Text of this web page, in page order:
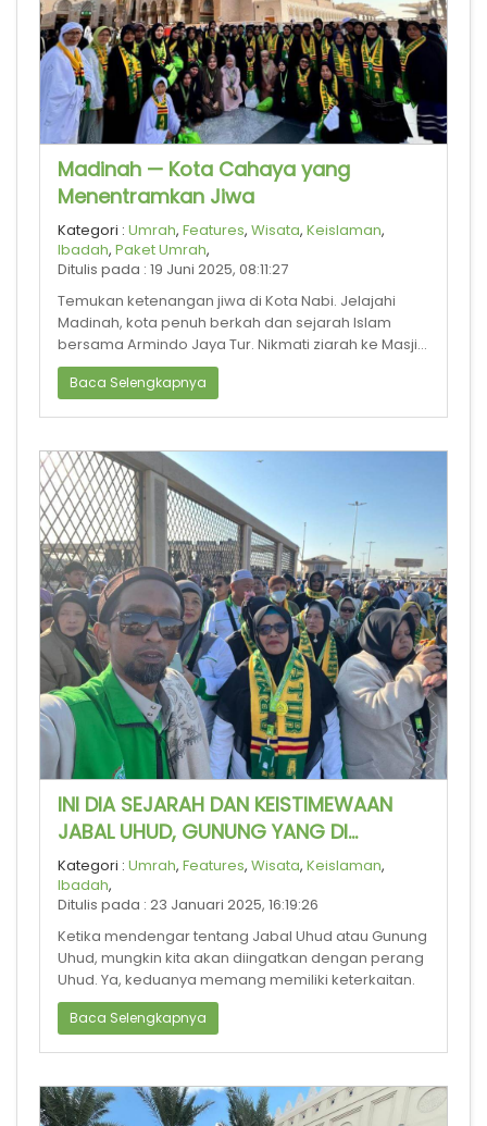
Madinah — Kota Cahaya yang
Menentramkan Jiwa
Kategori : Umrah, Features, Wisata, Keislaman,
Ibadah, Paket Umrah,
Ditulis pada : 19 Juni 2025, 08:11:27
Temukan ketenangan jiwa di Kota Nabi. Jelajahi
Madinah, kota penuh berkah dan sejarah Islam
bersama Armindo Jaya Tur. Nikmati ziarah ke Masjid
Nabawi, Raudhah, dan tempat suci
Baca Selengkapnya
INI DIA SEJARAH DAN KEISTIMEWAAN
JABAL UHUD, GUNUNG YANG DI
JANJIKAN DI SURGA DAN SAKSI
SYAHIDNYA PARA SYUHADA
Kategori : Umrah, Features, Wisata, Keislaman,
Ibadah,
Ditulis pada : 23 Januari 2025, 16:19:26
Ketika mendengar tentang Jabal Uhud atau Gunung
Uhud, mungkin kita akan diingatkan dengan perang
Uhud. Ya, keduanya memang memiliki keterkaitan.
Baca Selengkapnya